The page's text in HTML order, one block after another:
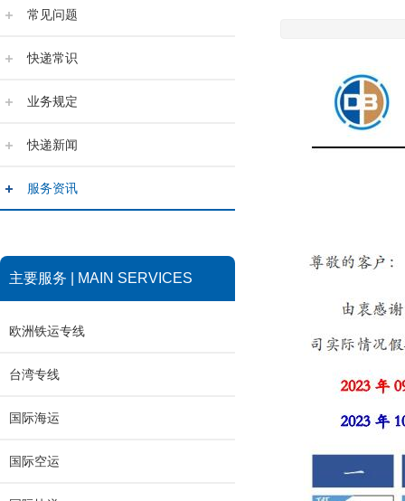
常见问题
快递常识
业务规定
快递新闻
服务资讯
主要服务 | MAIN SERVICES
欧洲铁运专线
台湾专线
国际海运
国际空运